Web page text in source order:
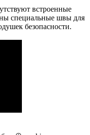
встроенные
специальные швы для
безопасности.